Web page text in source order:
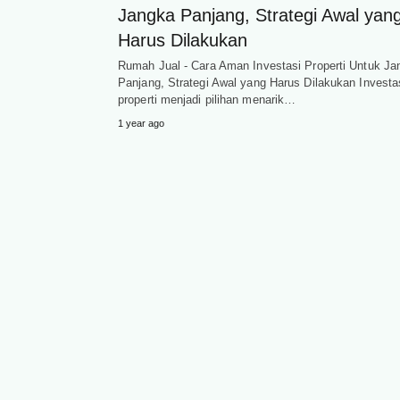
Jangka Panjang, Strategi Awal
Harus Dilakukan
Rumah Jual - Cara Aman Investasi Properti Untuk
Panjang, Strategi Awal yang Harus Dilakukan
properti menjadi pilihan menarik…
1 year ago